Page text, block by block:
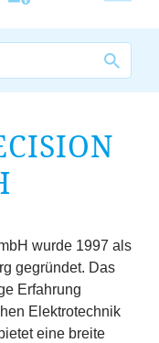
wurde 1997 als
gegründet. Das
Erfahrung
Elektrotechnik
eine breite